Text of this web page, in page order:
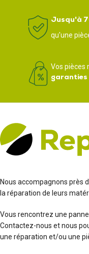
Jusqu'à
qu'une
Vos pièces
garanties
Nous accompagnons près
la réparation de leurs
Vous rencontrez une
Contactez-nous et nous
une réparation et/ou une